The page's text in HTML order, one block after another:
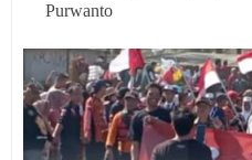
Purwanto